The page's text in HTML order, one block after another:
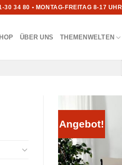
34 80 • MONTAG-FREITAG 8-17 UHR
ÜBER UNS THEMENWELTEN
Angebot!